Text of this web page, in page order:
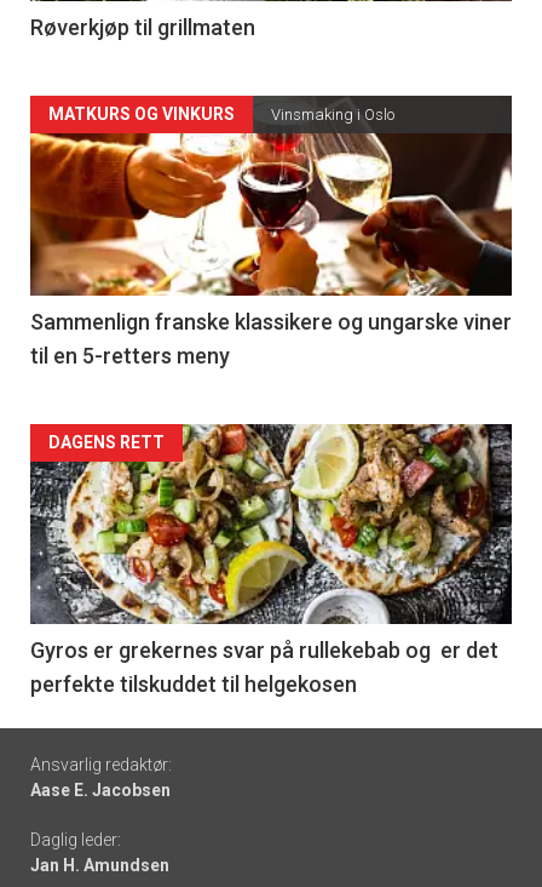
4
Røverkjøp til grillmaten
Forsiden
akkurat
nå
-
5
MATKURS OG VINKURS Vinsmaking i Oslo
Sammenlign franske klassikere og ungarske viner
til en 5-retters meny
Forsiden
akkurat
nå
-
6
DAGENS RETT
Gyros er grekernes svar på rullekebab og er det
perfekte tilskuddet til helgekosen
Footer
-
links
Ansvarlig redaktør:
Aase E. Jacobsen
Daglig leder:
Jan H. Amundsen